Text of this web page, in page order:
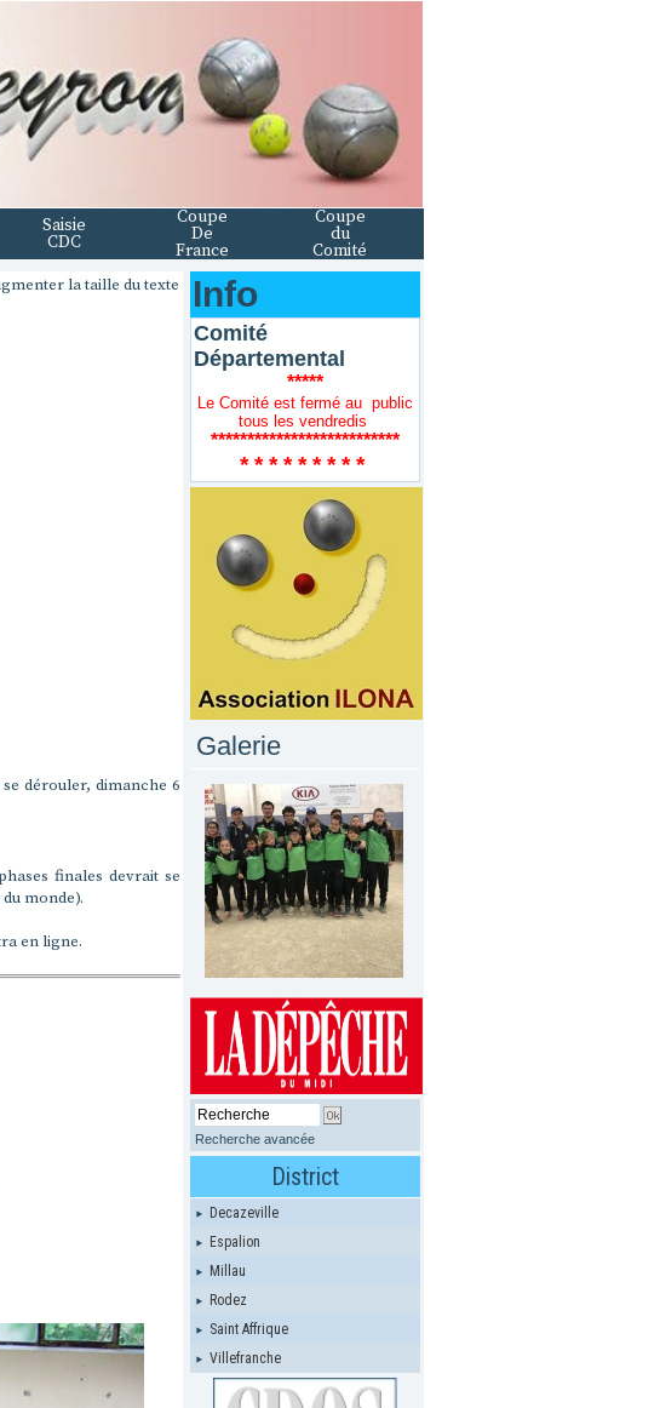
Saisie
CDC
Coupe
De
France
Coupe
du
Comité
la taille du texte
dérouler, dimanche 6
finales devrait se
monde).
en ligne.
Info
Comité
Départemental
*****
Le Comité est fermé au public
tous les vendredis
**************************
* * * * * * * * *
Galerie
Recherche avancée
District
Decazeville
Espalion
Millau
Rodez
Saint Affrique
Villefranche